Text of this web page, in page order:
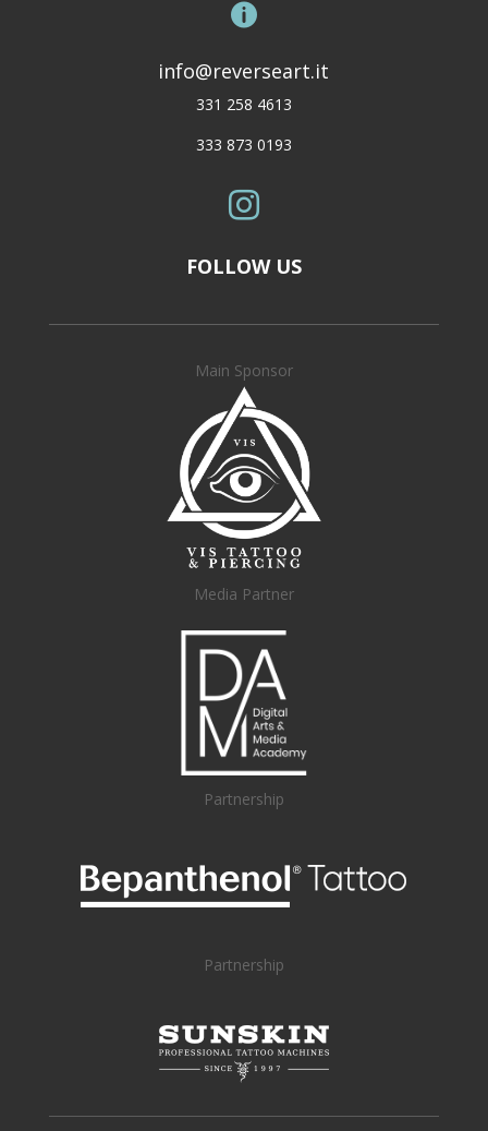

info@reverseart.it
331 258 4613
333 873 0193

FOLLOW US
Main Sponsor
Media Partner
Partnership
Partnership